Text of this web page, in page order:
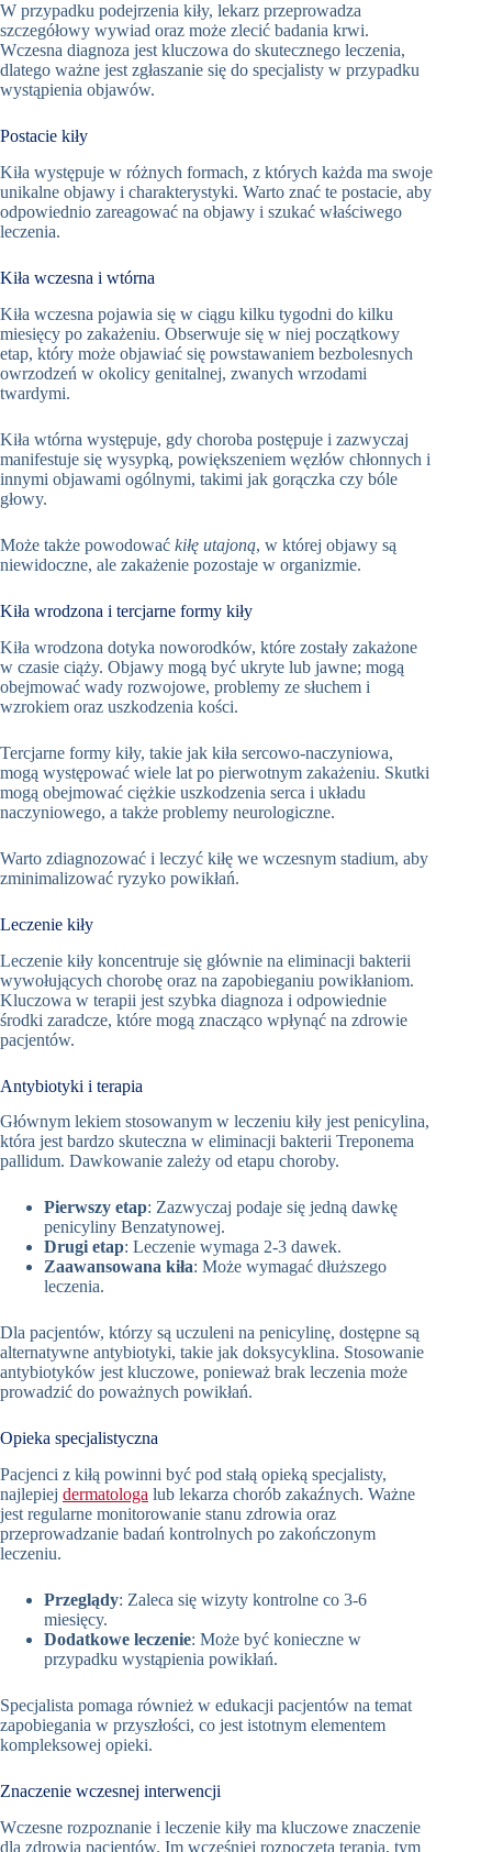
W przypadku podejrzenia kiły, lekarz przeprowadza
szczegółowy wywiad oraz może zlecić badania krwi.
Wczesna diagnoza jest kluczowa do skutecznego leczenia,
dlatego ważne jest zgłaszanie się do specjalisty w przypadku
wystąpienia objawów.
Postacie kiły
Kiła występuje w różnych formach, z których każda ma swoje
unikalne objawy i charakterystyki. Warto znać te postacie, aby
odpowiednio zareagować na objawy i szukać właściwego
leczenia.
Kiła wczesna i wtórna
Kiła wczesna pojawia się w ciągu kilku tygodni do kilku
miesięcy po zakażeniu. Obserwuje się w niej początkowy
etap, który może objawiać się powstawaniem bezbolesnych
owrzodzeń w okolicy genitalnej, zwanych wrzodami
twardymi.
Kiła wtórna występuje, gdy choroba postępuje i zazwyczaj
manifestuje się wysypką, powiększeniem węzłów chłonnych i
innymi objawami ogólnymi, takimi jak gorączka czy bóle
głowy.
Może także powodować kiłę utajoną, w której objawy są
niewidoczne, ale zakażenie pozostaje w organizmie.
Kiła wrodzona i tercjarne formy kiły
Kiła wrodzona dotyka noworodków, które zostały zakażone
w czasie ciąży. Objawy mogą być ukryte lub jawne; mogą
obejmować wady rozwojowe, problemy ze słuchem i
wzrokiem oraz uszkodzenia kości.
Tercjarne formy kiły, takie jak kiła sercowo-naczyniowa,
mogą występować wiele lat po pierwotnym zakażeniu. Skutki
mogą obejmować ciężkie uszkodzenia serca i układu
naczyniowego, a także problemy neurologiczne.
Warto zdiagnozować i leczyć kiłę we wczesnym stadium, aby
zminimalizować ryzyko powikłań.
Leczenie kiły
Leczenie kiły koncentruje się głównie na eliminacji bakterii
wywołujących chorobę oraz na zapobieganiu powikłaniom.
Kluczowa w terapii jest szybka diagnoza i odpowiednie
środki zaradcze, które mogą znacząco wpłynąć na zdrowie
pacjentów.
Antybiotyki i terapia
Głównym lekiem stosowanym w leczeniu kiły jest penicylina,
która jest bardzo skuteczna w eliminacji bakterii Treponema
pallidum. Dawkowanie zależy od etapu choroby.
Pierwszy etap: Zazwyczaj podaje się jedną dawkę
penicyliny Benzatynowej.
Drugi etap: Leczenie wymaga 2-3 dawek.
Zaawansowana kiła: Może wymagać dłuższego
leczenia.
Dla pacjentów, którzy są uczuleni na penicylinę, dostępne są
alternatywne antybiotyki, takie jak doksycyklina. Stosowanie
antybiotyków jest kluczowe, ponieważ brak leczenia może
prowadzić do poważnych powikłań.
Opieka specjalistyczna
Pacjenci z kiłą powinni być pod stałą opieką specjalisty,
najlepiej dermatologa lub lekarza chorób zakaźnych. Ważne
jest regularne monitorowanie stanu zdrowia oraz
przeprowadzanie badań kontrolnych po zakończonym
leczeniu.
Przeglądy: Zaleca się wizyty kontrolne co 3-6
miesięcy.
Dodatkowe leczenie: Może być konieczne w
przypadku wystąpienia powikłań.
Specjalista pomaga również w edukacji pacjentów na temat
zapobiegania w przyszłości, co jest istotnym elementem
kompleksowej opieki.
Znaczenie wczesnej interwencji
Wczesne rozpoznanie i leczenie kiły ma kluczowe znaczenie
dla zdrowia pacjentów. Im wcześniej rozpoczęta terapia, tym